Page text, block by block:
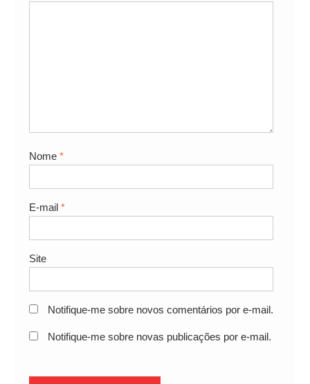
Nome *
E-mail *
Site
Notifique-me sobre novos comentários por e-mail.
Notifique-me sobre novas publicações por e-mail.